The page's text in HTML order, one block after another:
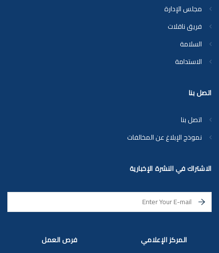
اتصل بنا
اتصل بنا
نموذج الإبلاغ عن المخالفات
الاشتراك في النشرة الإخبارية
فرص العمل المركز الإعلامي
مجلس الإدارة
فريق ناقلات
السلامة
الاستدامة